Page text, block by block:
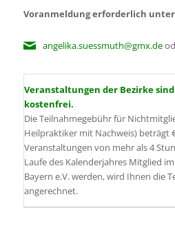
Voranmeldung erforderlich
angelika.suessmuth@gmx.de
Veranstaltungen der Bezirke
kostenfrei.
Die Teilnahmegebühr für
Heilpraktiker mit Nachweis) beträgt
Veranstaltungen von mehr als 4
Laufe des Kalenderjahres Mitglied
Bayern e.V. werden, wird Ihnen die
angerechnet.